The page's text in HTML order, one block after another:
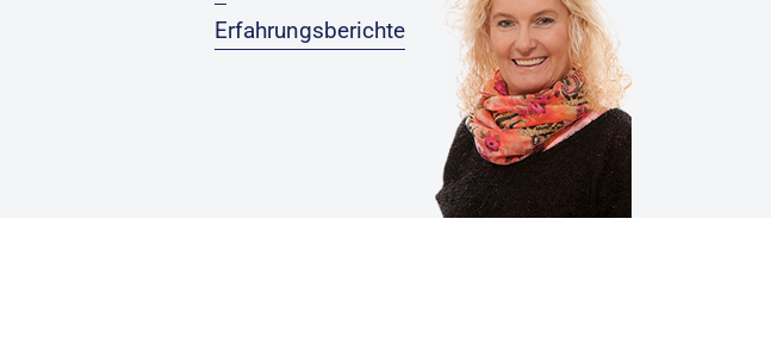
Erfahrungsberichte